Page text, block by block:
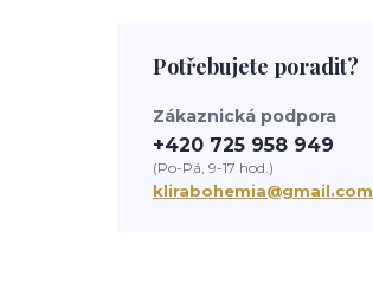
Potřebujete poradit?
Zákaznická podpora
+420 725 958 949
(Po-Pá, 9-17 hod.)
klirabohemia@gmail.com